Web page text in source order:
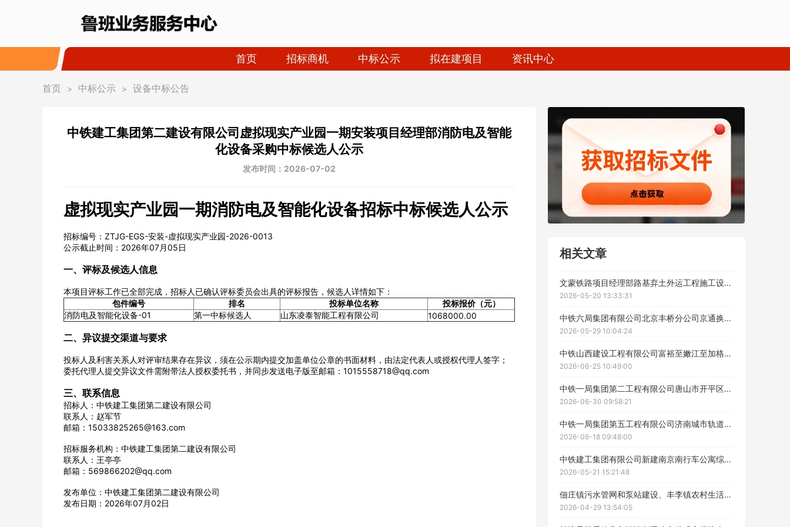
首页 招标商机 中标公示 拟在建项目 资讯中心
首页 > 中标公示 > 设备中标公告
中铁建工集团第二建设有限公司虚拟现实产业园一期安装项目经理部消防电及智能
化设备采购中标候选人公示
发布时间：2026-07-02
虚拟现实产业园一期消防电及智能化设备招标中标候选人公示
招标编号：ZTJG-EGS-安装-虚拟现实产业园-2026-0013
公示截止时间：2026年07月05日
一、评标及候选人信息
本项目评标工作已全部完成，招标人已确认评标委员会出具的评标报告，候选人详情如下：
包件编号
排名 投标单位名称
投标报价（元）
消防电及智能化设备-01
第一中标候选人 山东凌泰智能工程有限公司 1068000.00
二、异议提交渠道与要求
投标人及利害关系人对评审结果存在异议，须在公示期内提交加盖单位公章的书面材料，由法定代表人或授权代理人签字；
委托代理人提交异议文件需附带法人授权委托书，并同步发送电子版至邮箱：1015558718@qq.com
三、联系信息
招标人：中铁建工集团第二建设有限公司
联系人：赵军节
邮箱：15033825265@163.com
招标服务机构：中铁建工集团第二建设有限公司
联系人：王亭亭
邮箱：569866202@qq.com
发布单位：中铁建工集团第二建设有限公司
发布日期：2026年07月02日
相关文章
文蒙铁路项目经理部路基弃土外运工程施工设备租赁中标候选人公示
2026-05-20 13:33:31
中铁六局集团有限公司北京丰桥分公司京通换梁项目挖掘机设备租赁招标（第二次）中标候选人公示
2026-05-29 10:04:24
中铁山西建设工程有限公司富裕至嫩江至加格达奇铁路改造工程机务设备采购项目二次招标中标候选人公示
2026-06-25 10:49:00
中铁一局集团第二工程有限公司唐山市开平区上村片区棚户区改造项目施工机械设备租赁中标公示
2026-06-30 09:58:21
中铁一局集团第五工程有限公司济南城市轨道交通6号线土建6工区项目机械设备租赁（汽车起重机、平板运输车）中标公示
2026-06-18 09:48:00
中铁建工集团有限公司新建南京南行车公寓综合楼工程项目厨房设备招标采购中标候选人公示
2026-05-21 15:21:48
佃庄镇污水管网和泵站建设、丰李镇农村生活污水收纳管网建设机械设备租赁中标候选人公示
2026-04-29 13:54:05
欢迎入驻供应商 ဆ
请选择省市
经办人
填写联系电话后会有服务中心的工作人员给您致电！